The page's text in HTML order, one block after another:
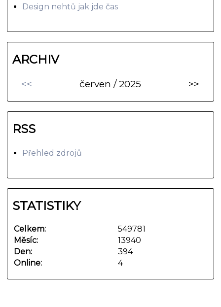
Design nehtů jak jde čas
ARCHIV
<< červen / 2025 >>
RSS
Přehled zdrojů
STATISTIKY
Online: 4
Celkem:
549781
Měsíc:
13940
Den:
394